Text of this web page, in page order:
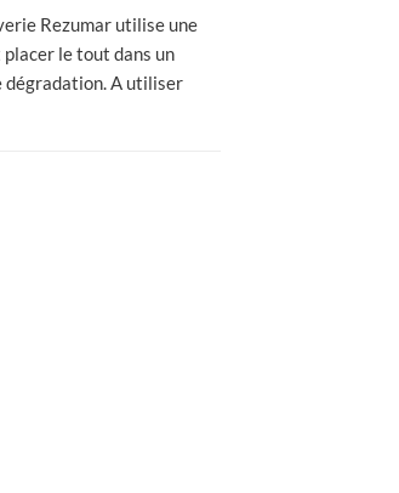
Rezumar utilise une
le tout dans un
dégradation. A utiliser